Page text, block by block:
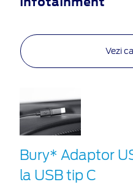
Vezi
Bury* Adaptor
la USB tip C